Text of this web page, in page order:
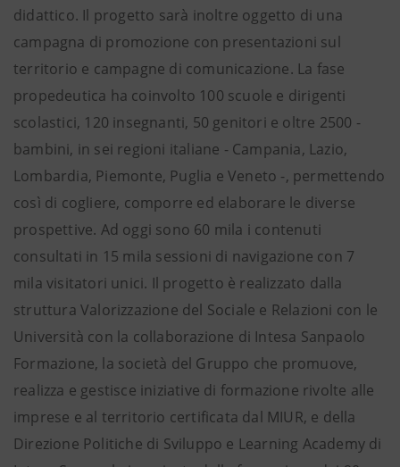
didattico. Il progetto sarà inoltre oggetto di una
campagna di promozione con presentazioni sul
territorio e campagne di comunicazione. La fase
propedeutica ha coinvolto 100 scuole e dirigenti
scolastici, 120 insegnanti, 50 genitori e oltre 2500 -
bambini, in sei regioni italiane - Campania, Lazio,
Lombardia, Piemonte, Puglia e Veneto -, permettendo
così di cogliere, comporre ed elaborare le diverse
prospettive. Ad oggi sono 60 mila i contenuti
consultati in 15 mila sessioni di navigazione con 7
mila visitatori unici. Il progetto è realizzato dalla
struttura Valorizzazione del Sociale e Relazioni con le
Università con la collaborazione di Intesa Sanpaolo
Formazione, la società del Gruppo che promuove,
realizza e gestisce iniziative di formazione rivolte alle
imprese e al territorio certificata dal MIUR, e della
Direzione Politiche di Sviluppo e Learning Academy di